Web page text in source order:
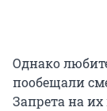
Однако
пообещали
Запрета на их